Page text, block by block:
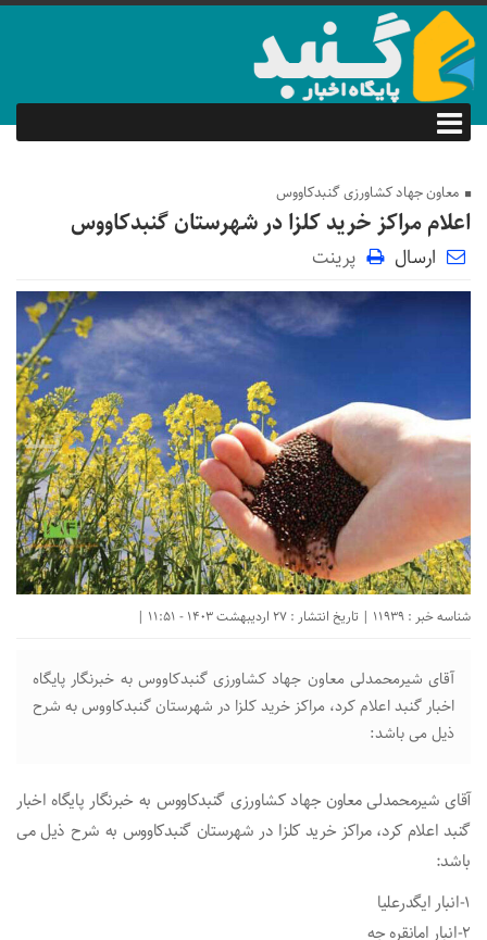
معاون‌ جهاد کشاورزی گنبدکاووس
اعلام مراکز خرید کلزا در شهرستان گنبدکاووس
ارسال پرینت
شناسه خبر : 11939 | تاریخ انتشار : 27 اردیبهشت 1403 - 11:51 |
آقای شیرمحمدلی معاون‌ جهاد کشاورزی گنبدکاووس به خبرنگار پایگاه
اخبار گنبد اعلام کرد، مراکز خرید کلزا در شهرستان گنبدکاووس به شرح
ذیل می باشد:
آقای شیرمحمدلی معاون‌ جهاد کشاورزی گنبدکاووس به خبرنگار پایگاه اخبار
گنبد اعلام کرد، مراکز خرید کلزا در شهرستان گنبدکاووس به شرح ذیل می
باشد:
۱-انبار ایگدرعلیا
۲-انبار امانقره جه